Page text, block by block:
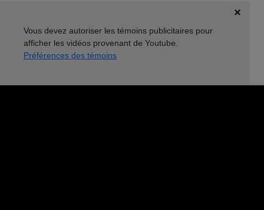
Vous devez autoriser les témoins publicitaires pour
afficher les vidéos provenant de Youtube.
Préférences des témoins